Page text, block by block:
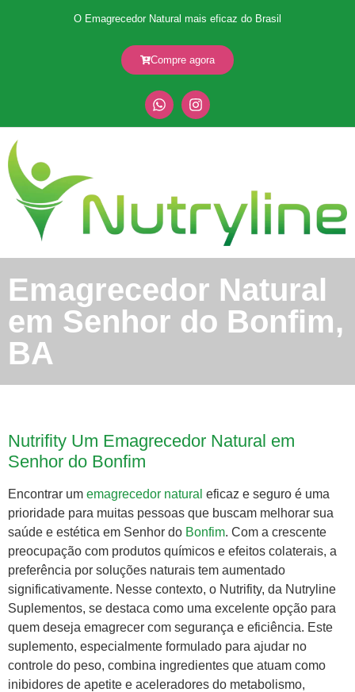
O Emagrecedor Natural mais eficaz do Brasil
Compre agora
Emagrecedor Natural
em Senhor do Bonfim,
BA
Nutrifity Um Emagrecedor Natural em
Senhor do Bonfim
Encontrar um emagrecedor natural eficaz e seguro é uma
prioridade para muitas pessoas que buscam melhorar sua
saúde e estética em Senhor do Bonfim. Com a crescente
preocupação com produtos químicos e efeitos colaterais, a
preferência por soluções naturais tem aumentado
significativamente. Nesse contexto, o Nutrifity, da Nutryline
Suplementos, se destaca como uma excelente opção para
quem deseja emagrecer com segurança e eficiência. Este
suplemento, especialmente formulado para ajudar no
controle do peso, combina ingredientes que atuam como
inibidores de apetite e aceleradores do metabolismo,